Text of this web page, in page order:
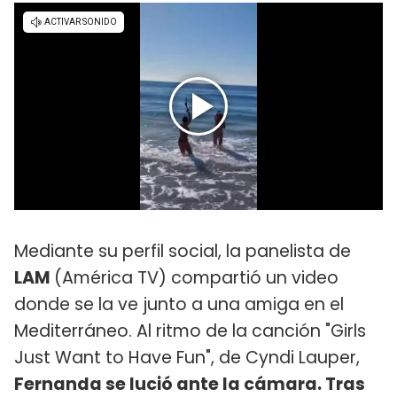
Mediante su perfil social, la panelista de
LAM (América TV) compartió un video
donde se la ve junto a una amiga en el
Mediterráneo. Al ritmo de la canción "Girls
Just Want to Have Fun", de Cyndi Lauper,
Fernanda se lució ante la cámara. Tras